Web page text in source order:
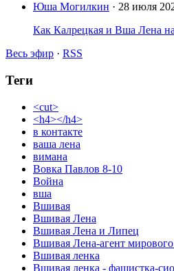
Юша Могилкин · 28 июля
Как Калрецкая и Вша Лена
Весь эфир · RSS
Теги
<cut>
<h4></h4>
в контакте
ваша лена
вимана
Вовка Павлов 8-10
Война
вша
Вшивая
Вшивая Лена
Вшивая Лена и Липец
Вшивая Лена-агент
Вшивая ленка
Вшивая ленка - фашистка-